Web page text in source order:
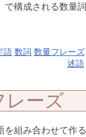
で構成される数量
語 数詞 数量フレーズ
述語
レーズ
を組み合わせて作